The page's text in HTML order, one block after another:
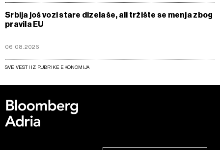
Srbija još vozi stare dizelaše, ali tržište se menja zbog
pravila EU
06.08.2026
SVE VESTI IZ RUBRIKE EKONOMIJA